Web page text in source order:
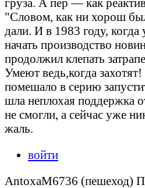
груза. А пер — как
"Словом, как ни хорош
дали. И в 1983 году,
начать производство
продолжил клепать
Умеют ведь,когда
помешало в серию
шла неплохая поддержка
не смогли, а сейчас уже
жаль.
войти
AntoxaM6736 (пешеход)